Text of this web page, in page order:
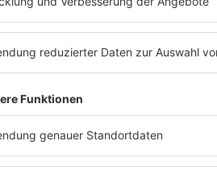
ABSPIELEN